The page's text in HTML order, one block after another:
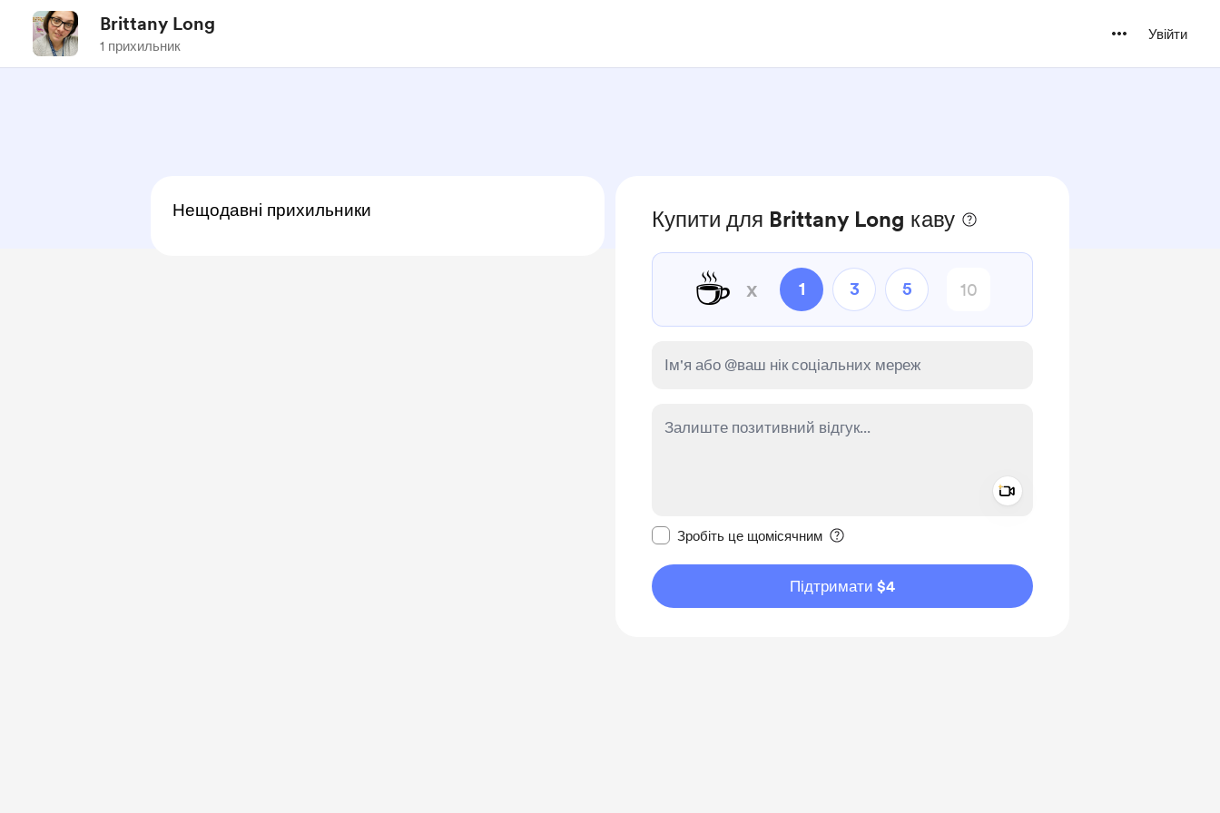
Brittany Long
1 прихильник
Увійти
Купити для Brittany Long каву
☕ x 1 3 5
Зробіть це щомісячним
Підтримати $4
Нещодавні прихильники